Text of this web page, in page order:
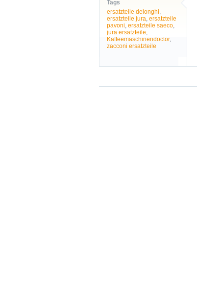
Tags
ersatzteile delonghi,
ersatzteile jura, ersatzteile
pavoni, ersatzteile saeco,
jura ersatzteile,
Kaffeemaschinendoctor,
zacconi ersatzteile